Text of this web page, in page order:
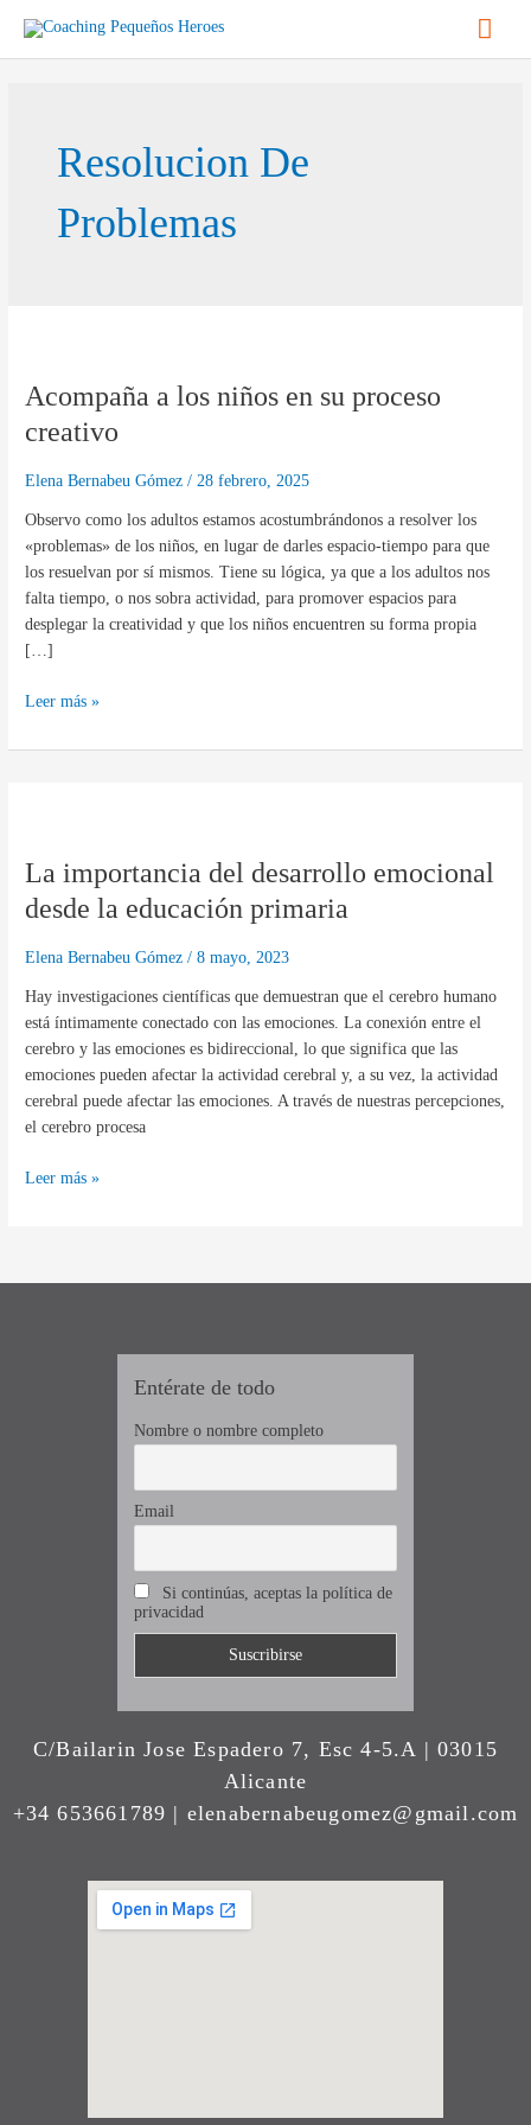
contenido
Resolucion De
Problemas
Acompaña a los niños en su proceso
creativo
Elena Bernabeu Gómez/ 28 febrero, 2025
Observo como los adultos estamos acostumbrándonos a resolver los
«problemas» de los niños, en lugar de darles espacio-tiempo para que
los resuelvan por sí mismos. Tiene su lógica, ya que a los adultos nos
falta tiempo, o nos sobra actividad, para promover espacios para
desplegar la creatividad y que los niños encuentren su forma propia
[…]
los
en
creativo
Leer más »
La importancia del desarrollo emocional
desde la educación primaria
Elena Bernabeu Gómez/8 mayo, 2023
Hay investigaciones científicas que demuestran que el cerebro humano
está íntimamente conectado con las emociones. La conexión entre el
cerebro y las emociones es bidireccional, lo que significa que las
emociones pueden afectar la actividad cerebral y, a su vez, la actividad
cerebral puede afectar las emociones. A través de nuestras percepciones,
el cerebro procesa
del
desarrollo
emocional
educación
primaria
Leer más »
Entérate de todo
Nombre o nombre completo
Email
Si continúas, aceptas la política de
privacidad
C/Bailarin Jose Espadero 7, Esc 4-5.A | 03015
Alicante
+34 653661789 | elenabernabeugomez@gmail.com